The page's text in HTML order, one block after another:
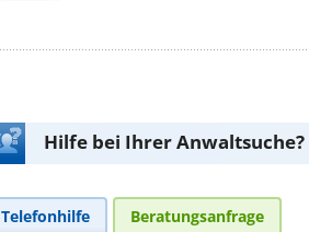
Hilfe bei Ihrer Anwaltsuche?
Telefonhilfe Beratungsanfrage